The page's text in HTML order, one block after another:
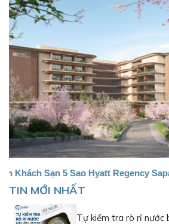
Đồng hồ nước dạng piston CIDONG
Đồng hồ nước dạng piston là một
chủ lực của đồng hồ nước CIDONG
kế nhỏ gọn, độ chính xác Class B
đứng hoặc lắp ngang, đồng hồ
cho những căn hộ chung cư, căn
thị, toà nhà văn phòng, thương mại,
BMS qua cổng truyền thông RS485
Đồng hồ nước dạng piston đang
dụng phổ biến và được PGTECH
trường Việt Nam bởi tính tiện lợi, giá
ổn định.
Sapa
Dự Án Nam
TIN MỚI NHẤT
Tự kiểm tra rò rỉ nước